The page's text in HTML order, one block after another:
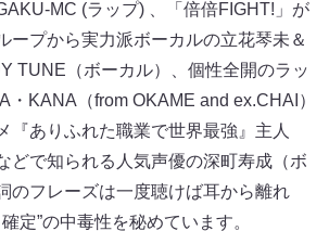
ープから実力派ボーカルの立花琴未＆
TUNE（ボーカル）、個性全開のラッ
・KANA（from OKAME and ex.CHAI）
『ありふれた職業で世界最強』主人
どで知られる人気声優の深町寿成（ボ
のフレーズは一度聴けば耳から離れ
確定”の中毒性を秘めています。